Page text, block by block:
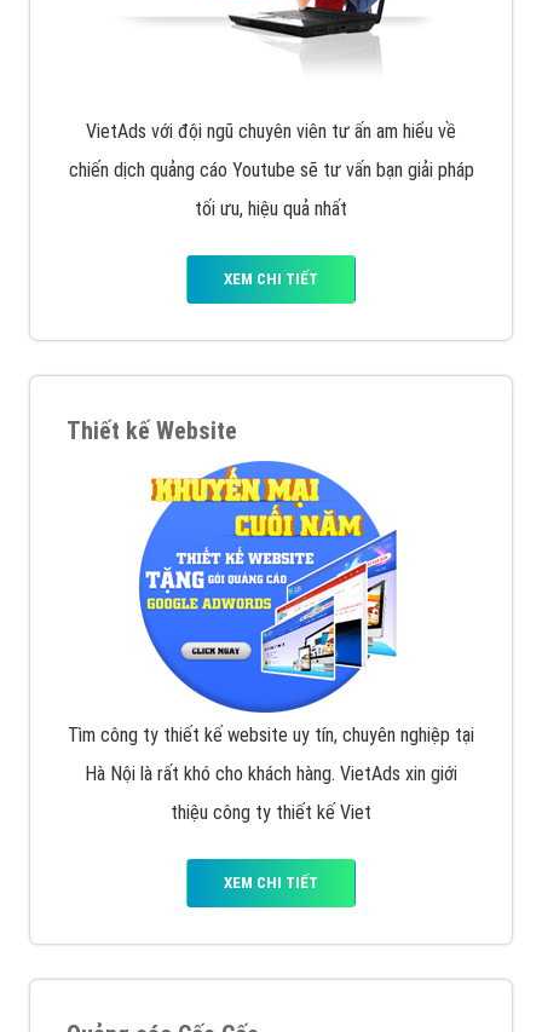
VietAds với đội ngũ chuyên viên tư ấn am hiểu về
chiến dịch quảng cáo Youtube sẽ tư vấn bạn giải pháp
tối ưu, hiệu quả nhất
XEM CHI TIẾT
Thiết kế Website
Tìm công ty thiết kế website uy tín, chuyên nghiệp tại
Hà Nội là rất khó cho khách hàng. VietAds xin giới
thiệu công ty thiết kế Viet
XEM CHI TIẾT